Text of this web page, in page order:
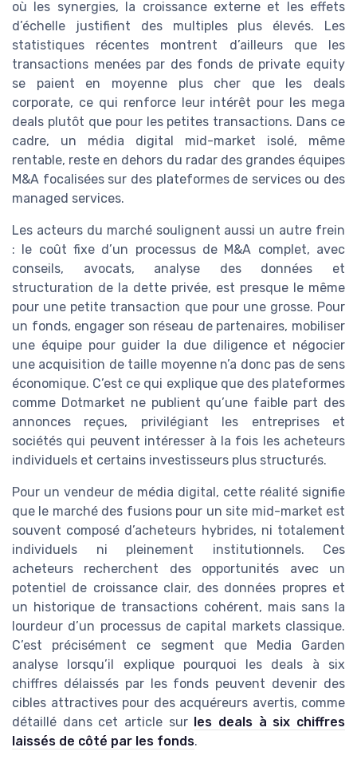
où les synergies, la croissance externe et les effets
d’échelle justifient des multiples plus élevés. Les
statistiques récentes montrent d’ailleurs que les
transactions menées par des fonds de private equity
se paient en moyenne plus cher que les deals
corporate, ce qui renforce leur intérêt pour les mega
deals plutôt que pour les petites transactions. Dans ce
cadre, un média digital mid-market isolé, même
rentable, reste en dehors du radar des grandes équipes
M&A focalisées sur des plateformes de services ou des
managed services.
Les acteurs du marché soulignent aussi un autre frein
: le coût fixe d’un processus de M&A complet, avec
conseils, avocats, analyse des données et
structuration de la dette privée, est presque le même
pour une petite transaction que pour une grosse. Pour
un fonds, engager son réseau de partenaires, mobiliser
une équipe pour guider la due diligence et négocier
une acquisition de taille moyenne n’a donc pas de sens
économique. C’est ce qui explique que des plateformes
comme Dotmarket ne publient qu’une faible part des
annonces reçues, privilégiant les entreprises et
sociétés qui peuvent intéresser à la fois les acheteurs
individuels et certains investisseurs plus structurés.
Pour un vendeur de média digital, cette réalité signifie
que le marché des fusions pour un site mid-market est
souvent composé d’acheteurs hybrides, ni totalement
individuels ni pleinement institutionnels. Ces
acheteurs recherchent des opportunités avec un
potentiel de croissance clair, des données propres et
un historique de transactions cohérent, mais sans la
lourdeur d’un processus de capital markets classique.
C’est précisément ce segment que Media Garden
analyse lorsqu’il explique pourquoi les deals à six
chiffres délaissés par les fonds peuvent devenir des
cibles attractives pour des acquéreurs avertis, comme
détaillé dans cet article sur
les deals à six chiffres
laissés de côté par les fonds.